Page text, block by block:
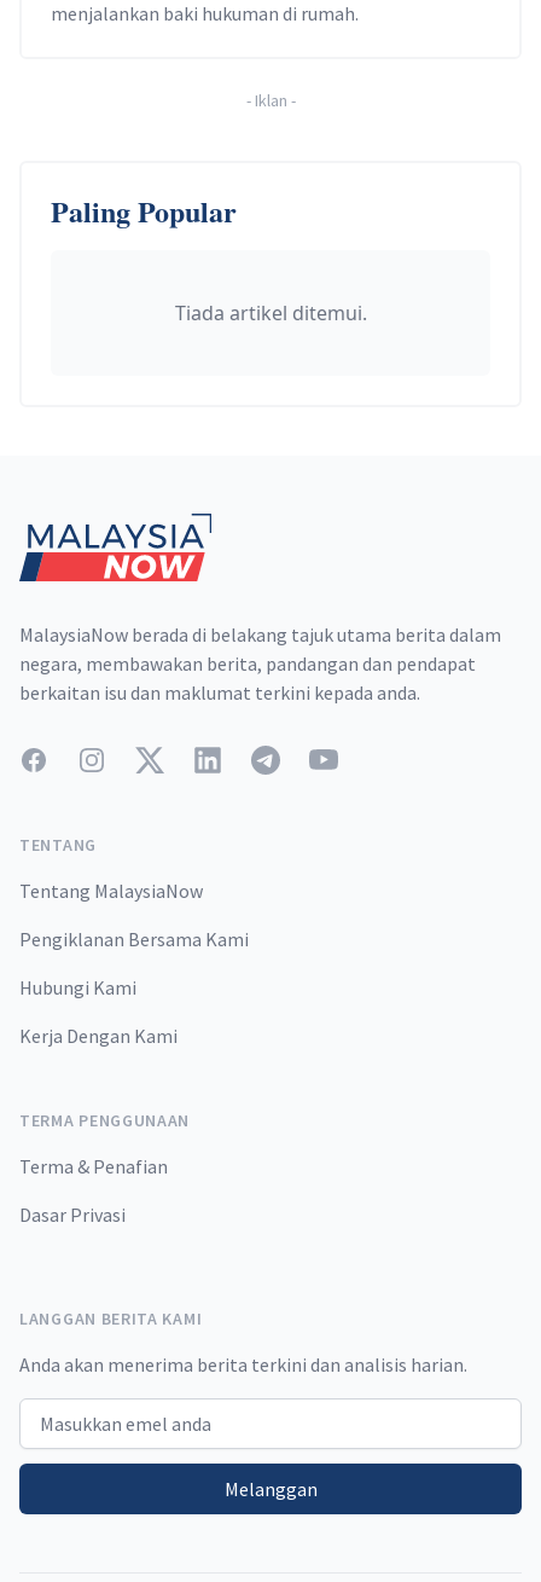
menjalankan baki hukuman di rumah.
- Iklan -
Paling Popular
Tiada artikel ditemui.
MalaysiaNow berada di belakang tajuk utama berita dalam
negara, membawakan berita, pandangan dan pendapat
berkaitan isu dan maklumat terkini kepada anda.
FacebookInstagramTwitterLinkedInTelegramYouTube
TENTANG
Tentang MalaysiaNow
Pengiklanan Bersama Kami
Hubungi Kami
Kerja Dengan Kami
TERMA PENGGUNAAN
Terma & Penafian
Dasar Privasi
LANGGAN BERITA KAMI
Anda akan menerima berita terkini dan analisis harian.
Email address
Melanggan